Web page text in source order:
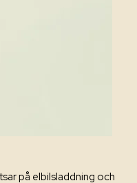
på elbilsladdning och